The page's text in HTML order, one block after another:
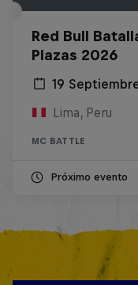
Red Bull
Plazas 2026
19
Lima, Peru
MC BATTLE
Próximo evento